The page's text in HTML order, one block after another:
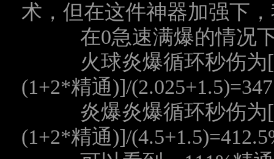
术，但在这件神器加强下
在0急速满爆的情况
火球炎爆循环秒伤为
(1+2*精通)]/
炎爆炎爆循环秒伤为
(1+2*精通)]/